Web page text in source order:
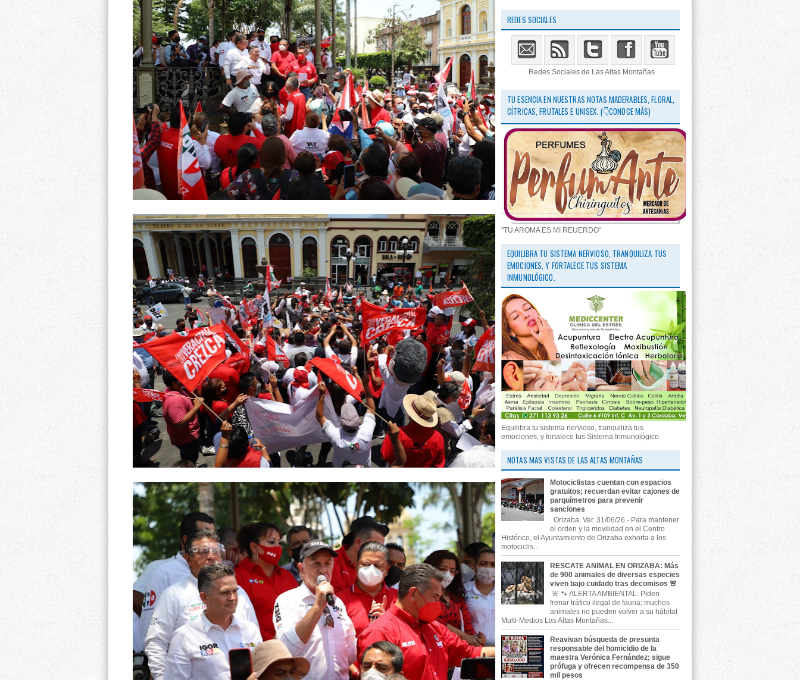
REDES SOCIALES
Redes Sociales de Las Altas Montañas
TU ESENCIA EN NUESTRAS NOTAS MADERABLES, FLORAL,
CÍTRICAS, FRUTALES E UNISEX. (👇CONOCE MÁS)
"TU AROMA ES MI REUERDO"
EQUILIBRA TU SISTEMA NERVIOSO, TRANQUILIZA TUS
EMOCIONES, Y FORTALECE TUS SISTEMA
INMUNOLÓGICO.
Equilibra tu sistema nervioso, tranquiliza tus
emociones, y fortalece tus Sistema Inmunológico.
NOTAS MAS VISTAS DE LAS ALTAS MONTAÑAS
Motociclistas cuentan con espacios
gratuitos; recuerdan evitar cajones de
parquímetros para prevenir
sanciones
Orizaba, Ver. 31/06/26.- Para mantener
el orden y la movilidad en el Centro
Histórico, el Ayuntamiento de Orizaba exhorta a los
motociclis...
RESCATE ANIMAL EN ORIZABA: Más
de 900 animales de diversas especies
viven bajo cuidado tras decomisos 🚨
🚨 🐾 ALERTA AMBIENTAL: Piden
frenar tráfico ilegal de fauna; muchos
animales no pueden volver a su hábitat
Multi-Medios Las Altas Montañas...
Reavivan búsqueda de presunta
responsable del homicidio de la
maestra Verónica Fernández; sigue
prófuga y ofrecen recompensa de 350
mil pesos